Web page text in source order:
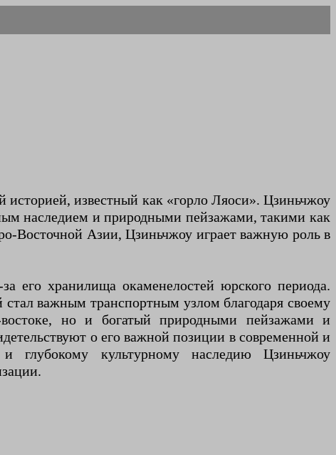
известный как «горло Ляоси». Цзиньчжоу
наследием и природными пейзажами, такими как
Восточной Азии, Цзиньчжоу играет важную роль в
его хранилища окаменелостей юрского периода.
важным транспортным узлом благодаря своему
но и богатый природными пейзажами и
о его важной позиции в современной и
глубокому культурному наследию Цзиньчжоу